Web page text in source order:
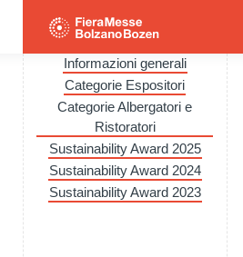
Informazioni generali
Categorie Espositori
Categorie Albergatori e
Ristoratori
Sustainability Award 2025
Sustainability Award 2024
Sustainability Award 2023